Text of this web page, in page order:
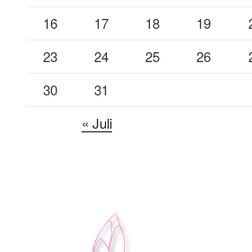
16
17 18 19
23
24 25 26
30
31
« Juli